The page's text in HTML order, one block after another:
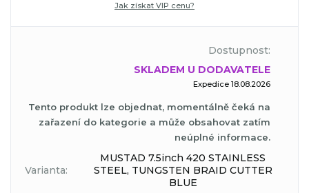
Jak získat VIP cenu?
Dostupnost:
SKLADEM U DODAVATELE
Expedice 18.08.2026
Tento produkt lze objednat, momentálně čeká na
zařazení do kategorie a může obsahovat zatím
neúplné informace.
Varianta:
MUSTAD 7.5inch 420 STAINLESS
STEEL, TUNGSTEN BRAID CUTTER
BLUE